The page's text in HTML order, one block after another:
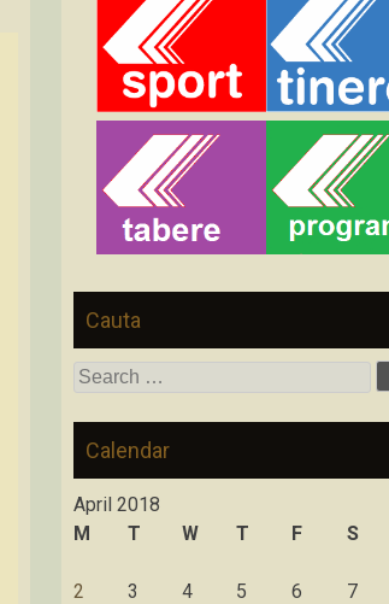
Cauta
Search
Calendar
April 2018
M
T W T F S
2
3 4 5 6 7